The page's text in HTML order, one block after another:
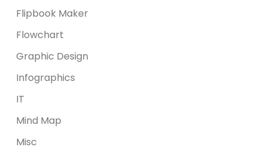
Flipbook Maker
Flowchart
Graphic Design
Infographics
IT
Mind Map
Misc